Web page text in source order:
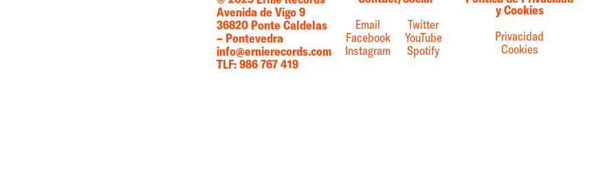
Avenida de Vigo 9
36820 Ponte Caldelas
– Pontevedra
info@ernierecords.com
TLF: 986 767 419
Email
Facebook
Instagram
Twitter
YouTube
Spotify
y Cookies
Privacidad
Cookies